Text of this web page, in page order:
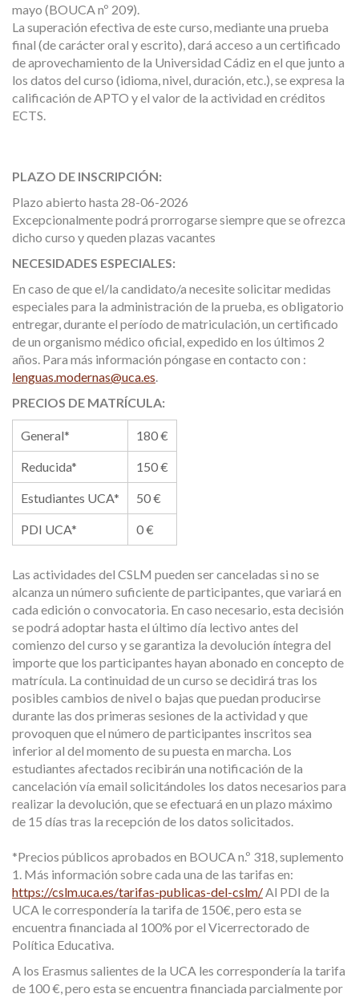
mayo (BOUCA nº 209).
La superación efectiva de este curso, mediante una prueba
final (de carácter oral y escrito), dará acceso a un certificado
de aprovechamiento de la Universidad Cádiz en el que junto a
los datos del curso (idioma, nivel, duración, etc.), se expresa la
calificación de APTO y el valor de la actividad en créditos
ECTS.
PLAZO DE INSCRIPCIÓN:
Plazo abierto hasta 28-06-2026
Excepcionalmente podrá prorrogarse siempre que se ofrezca
dicho curso y queden plazas vacantes
NECESIDADES ESPECIALES:
En caso de que el/la candidato/a necesite solicitar medidas
especiales para la administración de la prueba, es obligatorio
entregar, durante el período de matriculación, un certificado
de un organismo médico oficial, expedido en los últimos 2
años. Para más información póngase en contacto con :
lenguas.modernas@uca.es.
PRECIOS DE MATRÍCULA:
General* 180 €
Reducida* 150 €
Estudiantes UCA* 50 €
PDI UCA* 0 €
Las actividades del CSLM pueden ser canceladas si no se
alcanza un número suficiente de participantes, que variará en
cada edición o convocatoria. En caso necesario, esta decisión
se podrá adoptar hasta el último día lectivo antes del
comienzo del curso y se garantiza la devolución íntegra del
importe que los participantes hayan abonado en concepto de
matrícula. La continuidad de un curso se decidirá tras los
posibles cambios de nivel o bajas que puedan producirse
durante las dos primeras sesiones de la actividad y que
provoquen que el número de participantes inscritos sea
inferior al del momento de su puesta en marcha. Los
estudiantes afectados recibirán una notificación de la
cancelación vía email solicitándoles los datos necesarios para
realizar la devolución, que se efectuará en un plazo máximo
de 15 días tras la recepción de los datos solicitados.
*Precios públicos aprobados en BOUCA n.º 318, suplemento
1. Más información sobre cada una de las tarifas en:
https://cslm.uca.es/tarifas-publicas-del-cslm/Al PDI de la
UCA le correspondería la tarifa de 150€, pero esta se
encuentra financiada al 100% por el Vicerrectorado de
Política Educativa.
A los Erasmus salientes de la UCA les correspondería la tarifa
de 100 €, pero esta se encuentra financiada parcialmente por